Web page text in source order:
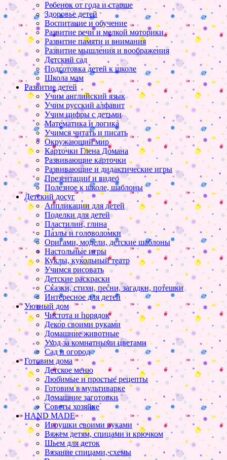
Ребенок от года и старше
Здоровье детей
Воспитание и обучение
Развитие речи и мелкой моторики
Развитие памяти и внимания
Развитие мышления и воображения
Детский сад
Подготовка детей к школе
Школа мам
Развитие детей
Учим английский язык
Учим русский алфавит
Учим цифры с детьми
Математика и логика
Учимся читать и писать
Окружающий мир
Карточки Глена Домана
Развивающие карточки
Развивающие и дидактические игры
Презентации и видео
Полезное к школе, шаблоны
Детский досуг
Аппликации для детей
Поделки для детей
Пластилин, глина
Пазлы и головоломки
Оригами, модели, детские шаблоны
Настольные игры
Куклы, кукольный театр
Учимся рисовать
Детские раскраски
Сказки, стихи, песни, загадки, потешки
Интересное для детей
Уютный дом
Чистота и порядок
Декор своими руками
Домашние животные
Уход за комнатными цветами
Сад и огород
Готовим дома
Детское меню
Любимые и простые рецепты
Готовим в мультиварке
Домашние заготовки
Советы хозяйке
HAND MADE
Игрушки своими руками
Вяжем детям, спицами и крючком
Шьем для деток
Вязание спицами, схемы